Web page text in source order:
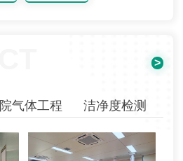
>
气体工程 洁净度检测